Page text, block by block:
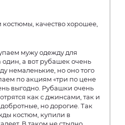
качество хорошее,
мужу одежду для
один, а вот рубашек очень
немаленькие, но оно того
по акциям «три по цене
выгодно. Рубашки очень
как с джинсами, так и
но дорогие. Так
костюм, купили в